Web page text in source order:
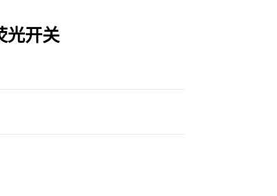
光开关